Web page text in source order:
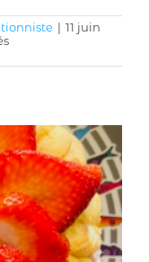
| 11 juin
sur
Skyr
faim
fait-
maison,
sain
et
riche
en
protéines
!